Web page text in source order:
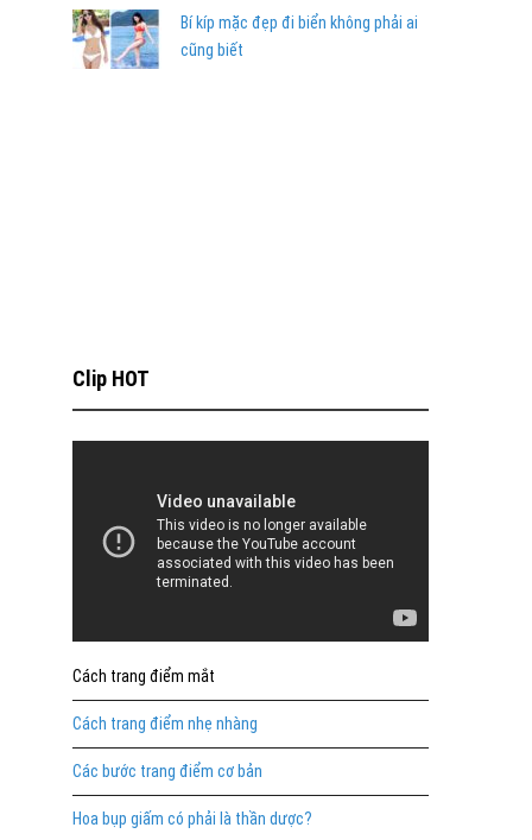
Bí kíp mặc đẹp đi biển không phải ai
cũng biết
Clip HOT
Cách trang điểm mắt
Cách trang điểm nhẹ nhàng
Các bước trang điểm cơ bản
Hoa bụp giấm có phải là thần dược?